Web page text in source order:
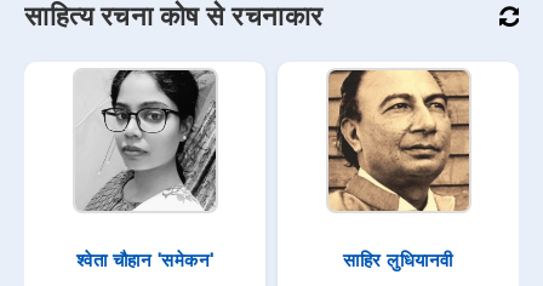
साहित्य रचना कोष से रचनाकार
श्वेता चौहान 'समेकन' साहिर लुधियानवी